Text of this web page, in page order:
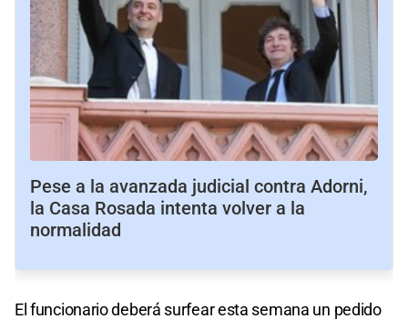
Pese a la avanzada judicial contra Adorni,
la Casa Rosada intenta volver a la
normalidad
El funcionario deberá surfear esta semana un pedido